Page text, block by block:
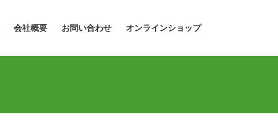
会社概要 お問い合わせ オンラインショップ